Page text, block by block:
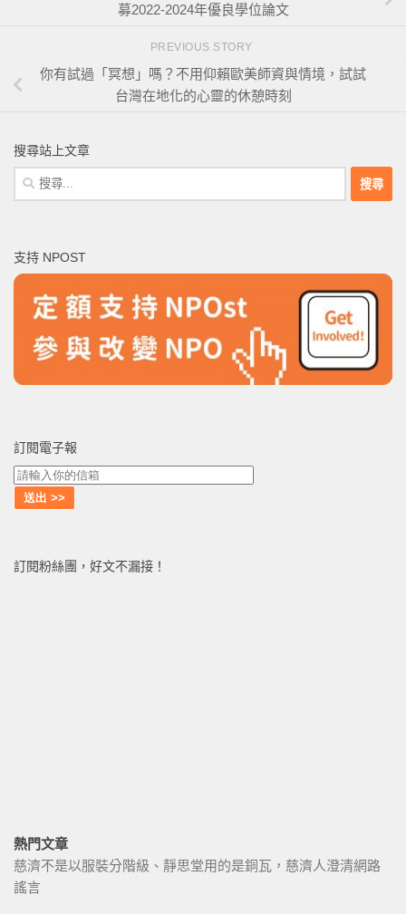
募2022-2024年優良學位論文
PREVIOUS STORY
你有試過「冥想」嗎？不用仰賴歐美師資與情境，試試
台灣在地化的心靈的休憩時刻
搜尋站上文章
搜
尋
字:
支持 NPOST
訂閱電子報
訂閱粉絲團，好文不漏接！
熱門文章
慈濟不是以服裝分階級、靜思堂用的是銅瓦，慈濟人澄清網路
謠言